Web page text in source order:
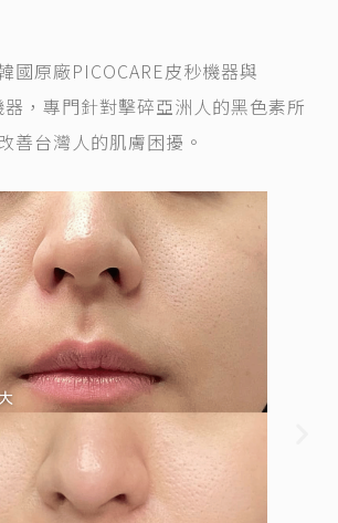
國原廠PICOCARE皮秒機器與
，專門針對擊碎亞洲人的黑色素所
善台灣人的肌膚困擾。